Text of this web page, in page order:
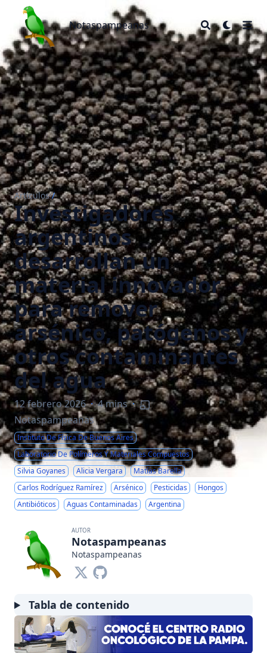
Notaspampeanas
Notaspampeanas
Artículos /
Investigadores
argentinos
desarrollan un
material innovador
para remover
arsénico, patógenos y
otros contaminantes
del agua
12 febrero 2026 · 4 mins ·
Notaspampeanas
Instituto De Física De Buenos Aires
Laboratorio De Polímeros Y Materiales Compuestos
Silvia Goyanes
Alicia Vergara
Matías Barella
Carlos Rodríguez Ramírez
Arsénico Pesticidas
Hongos
Antibióticos
Aguas Contaminadas Argentina
AUTOR
Notaspampeanas
Notaspampeanas
Tabla de contenido